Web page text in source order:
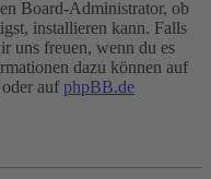
Board-Administrator, ob
installieren kann. Falls
uns freuen, wenn du es
dazu können auf
oder auf phpBB.de